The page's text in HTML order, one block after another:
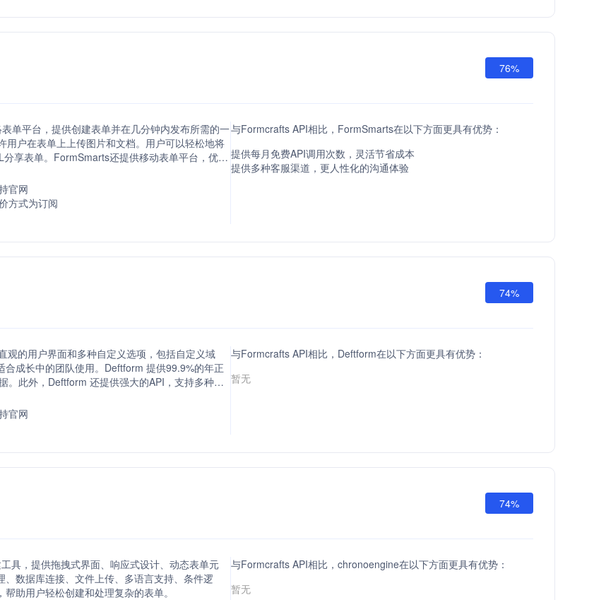
76%
单平台，提供创建表单并在几分钟内发布所需的一
户在表单上上传图片和文档。用户可以轻松地将
享表单。FormSmarts还提供移动表单平台，优化
官网
方式为订阅
与Formcrafts API相比，FormSmarts在以下方面更具有优势：
提供每月免费API调用次数，灵活节省成本
提供多种客服渠道，更人性化的沟通体验
74%
观的用户界面和多种自定义选项，包括自定义域
成长中的团队使用。Deftform 提供99.9%的年正
。此外，Deftform 还提供强大的API，支持多种字
官网
与Formcrafts API相比，Deftform在以下方面更具有优势：
暂无
74%
具，提供拖拽式界面、响应式设计、动态表单元
数据库连接、文件上传、多语言支持、条件逻
助用户轻松创建和处理复杂的表单。
与Formcrafts API相比，chronoengine在以下方面更具有优势：
暂无